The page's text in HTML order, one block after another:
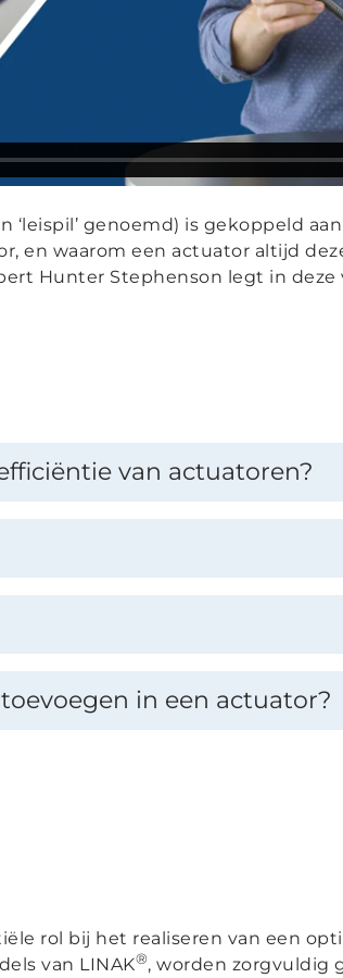
‘leispil’ genoemd) is gekoppeld
en waarom een actuator altijd
Hunter Stephenson legt in
van actuatoren?
in een actuator?
rol bij het realiseren van een
van LINAK®, worden zorgvuldig